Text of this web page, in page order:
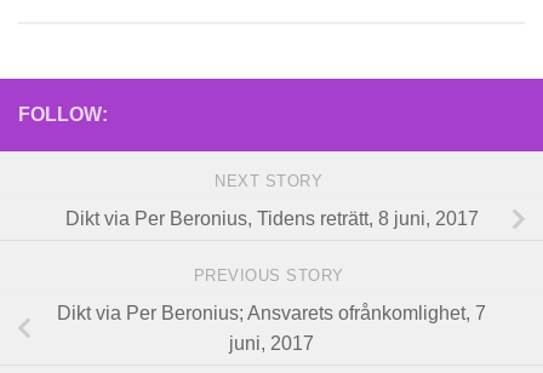
FOLLOW:
NEXT STORY
Dikt via Per Beronius, Tidens reträtt, 8 juni, 2017
PREVIOUS STORY
Dikt via Per Beronius; Ansvarets ofrånkomlighet, 7
juni, 2017